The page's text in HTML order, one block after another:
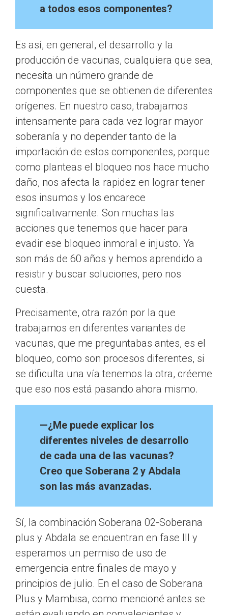
a todos esos componentes?
Es así, en general, el desarrollo y la
producción de vacunas, cualquiera que sea,
necesita un número grande de
componentes que se obtienen de diferentes
orígenes. En nuestro caso, trabajamos
intensamente para cada vez lograr mayor
soberanía y no depender tanto de la
importación de estos componentes, porque
como planteas el bloqueo nos hace mucho
daño, nos afecta la rapidez en lograr tener
esos insumos y los encarece
significativamente. Son muchas las
acciones que tenemos que hacer para
evadir ese bloqueo inmoral e injusto. Ya
son más de 60 años y hemos aprendido a
resistir y buscar soluciones, pero nos
cuesta.
Precisamente, otra razón por la que
trabajamos en diferentes variantes de
vacunas, que me preguntabas antes, es el
bloqueo, como son procesos diferentes, si
se dificulta una vía tenemos la otra, créeme
que eso nos está pasando ahora mismo.
—¿Me puede explicar los
diferentes niveles de desarrollo
de cada una de las vacunas?
Creo que Soberana 2 y Abdala
son las más avanzadas.
Sí, la combinación Soberana 02-Soberana
plus y Abdala se encuentran en fase III y
esperamos un permiso de uso de
emergencia entre finales de mayo y
principios de julio. En el caso de Soberana
Plus y Mambisa, como mencioné antes se